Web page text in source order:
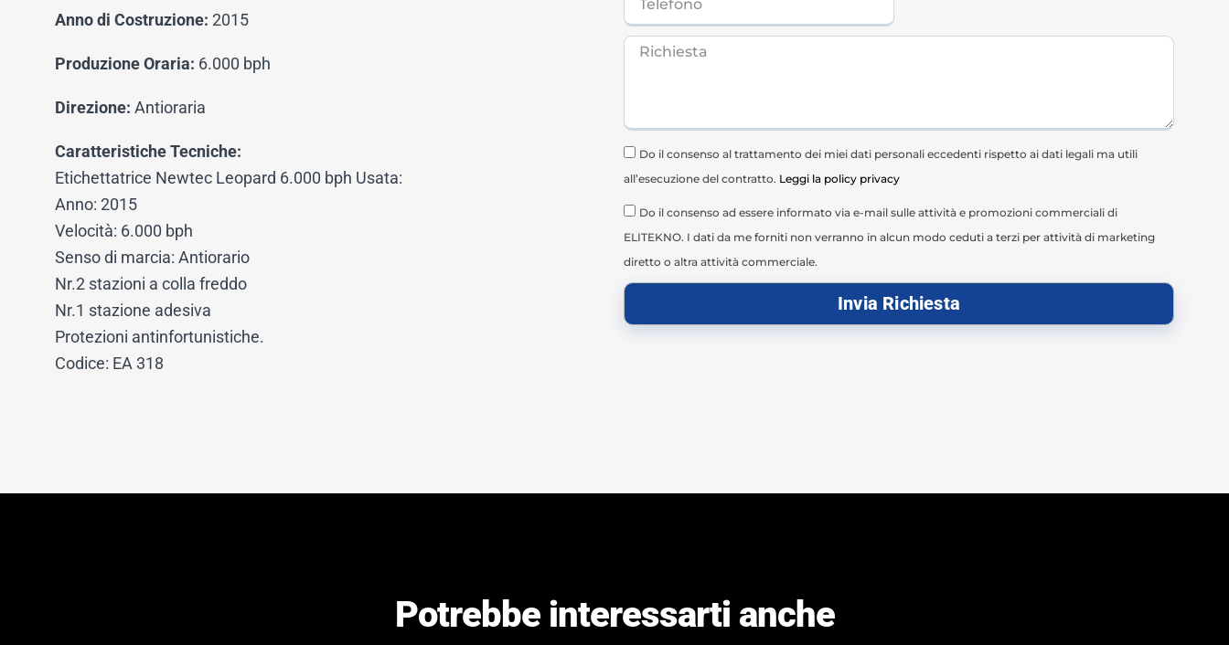
Anno di Costruzione: 2015
Produzione Oraria: 6.000 bph
Direzione: Antioraria
Caratteristiche Tecniche:
Etichettatrice Newtec Leopard 6.000 bph Usata:
Anno: 2015
Velocità: 6.000 bph
Senso di marcia: Antiorario
Nr.2 stazioni a colla freddo
Nr.1 stazione adesiva
Protezioni antinfortunistiche.
Codice: EA 318
Do il consenso al trattamento dei miei dati personali eccedenti rispetto ai dati legali ma utili
all’esecuzione del contratto. Leggi la policy privacy
Do il consenso ad essere informato via e-mail sulle attività e promozioni commerciali di
ELITEKNO. I dati da me forniti non verranno in alcun modo ceduti a terzi per attività di marketing
diretto o altra attività commerciale.
Invia Richiesta
Potrebbe interessarti anche